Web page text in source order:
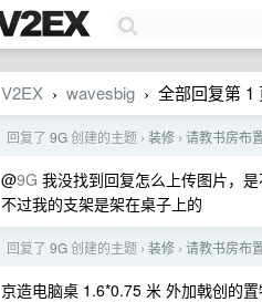
V2EX › wavesbig › 全部回复第 1
回复了 9G创建的主题 › 装修 › 请教书房布
@9G 我没找到回复怎么上传图片，
不过我的支架是架在桌子上的
回复了 9G创建的主题 › 装修 › 请教书房布
京造电脑桌 1.6*0.75 米 外加戟创的